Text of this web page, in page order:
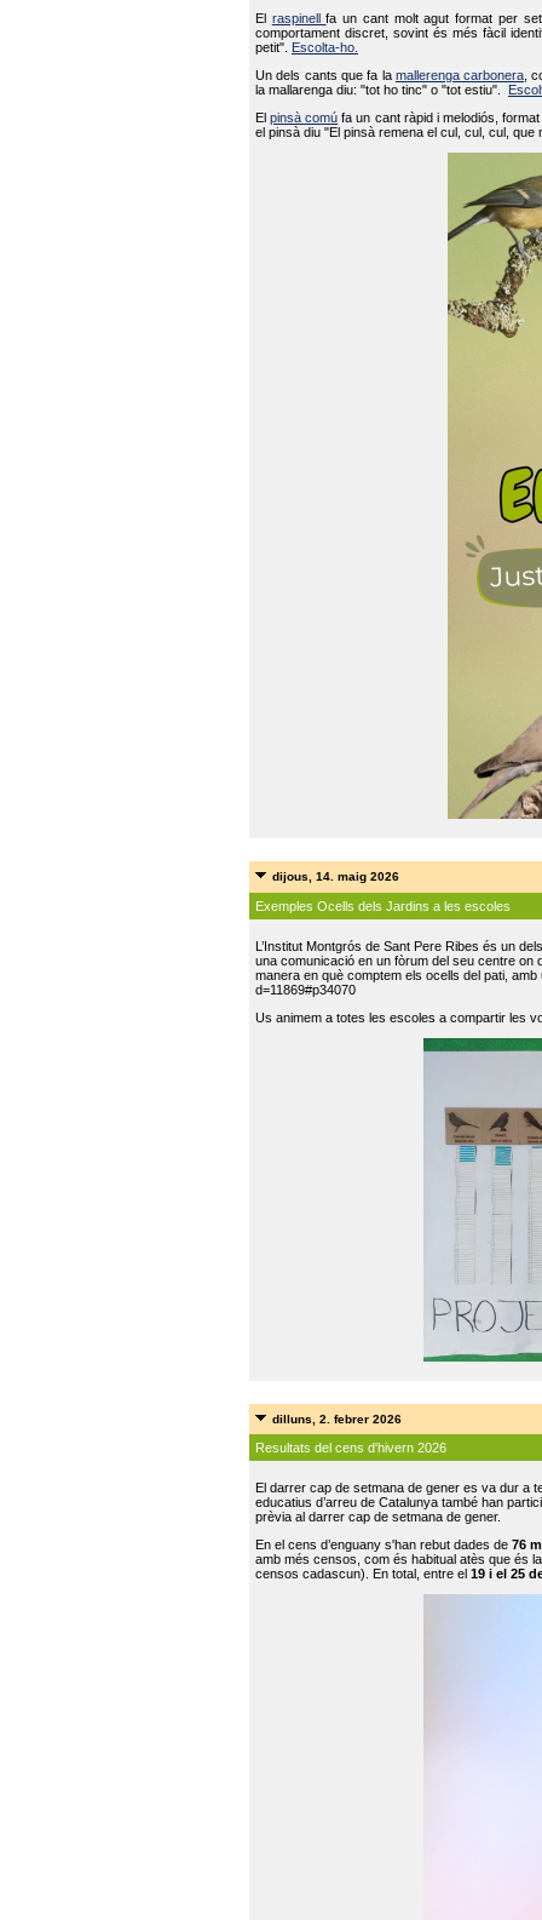
El raspinellfa un cant molt agut format per
comportament discret, sovint és més fàcil
petit".
Escolta-ho.
Un dels cants que fa la mallerenga carbonera ,
la mallarenga diu: "tot ho tinc" o "tot estiu".
Elpinsà comú fa un cant ràpid i melodiós,
el pinsà diu "El pinsà remena el cul, cul, cul,
dijous, 14. maig 2026
Exemples Ocells dels Jardins a les escoles
L’Institut Montgrós de Sant Pere Ribes és un
una comunicació en un fòrum del seu centre on
manera en què comptem els ocells del pati,
d=11869#p34070
Us animem a totes les escoles a compartir les
dilluns, 2. febrer 2026
Resultats del cens d'hivern 2026
El darrer cap de setmana de gener es va dur a
educatius d’arreu de Catalunya també han
prèvia al darrer cap de setmana de gener.
En el cens d’enguany s'han rebut dades de 76
amb més censos, com és habitual atès que és
censos cadascun). En total, entre el 19 i el 25